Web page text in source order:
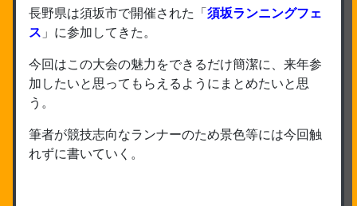
長野県は須坂市で開催された「須坂ランニングフェ
ス 」に参加してきた。
今回はこの大会の魅力をできるだけ簡潔に、来年参
加したいと思ってもらえるようにまとめたいと思
う。
筆者が競技志向なランナーのため景色等には今回触
れずに書いていく。